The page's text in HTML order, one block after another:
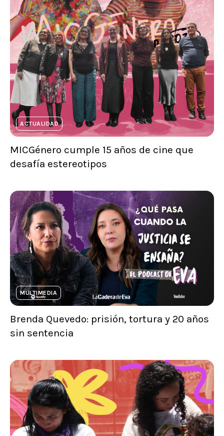
ACTUALIDAD
MICGénero cumple 15 años de cine que
desafía estereotipos
MULTIMEDIA
Brenda Quevedo: prisión, tortura y 20 años
sin sentencia